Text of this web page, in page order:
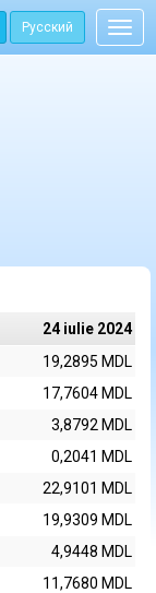
Русский
24 iulie 2024
19,2895 MDL
17,7604 MDL
3,8792 MDL
0,2041 MDL
22,9101 MDL
19,9309 MDL
4,9448 MDL
11,7680 MDL